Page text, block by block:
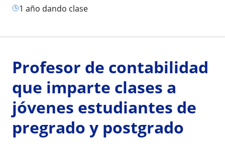
1 año dando clase
Profesor de contabilidad
que imparte clases a
jóvenes estudiantes de
pregrado y postgrado